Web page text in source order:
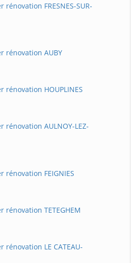
FRESNES-SUR-
rénovation AUBY
rénovation HOUPLINES
rénovation AULNOY-LEZ-
rénovation FEIGNIES
rénovation TETEGHEM
rénovation LE CATEAU-